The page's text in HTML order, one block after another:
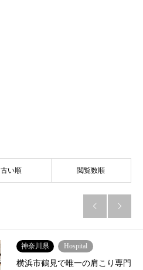
古い順 閲覧数順
 
神奈川県 Hospital
横浜市鶴見で唯一の肩こり専門